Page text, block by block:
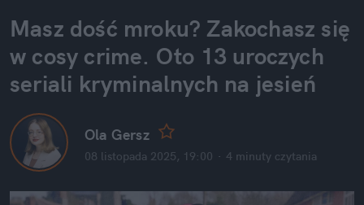
Masz dość mroku? Zakochasz się
w cosy crime. Oto 13 uroczych
seriali kryminalnych na jesień
Ola Gersz
08 listopada 2025, 19:00 · 4 minuty czytania